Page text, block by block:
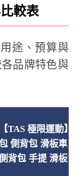
較表
途、預算與
品牌特色與
【TAS 極限運動】
側背包 滑板車用
背包 手提 滑板袋